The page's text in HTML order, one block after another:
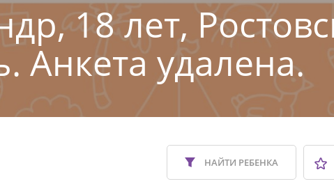
18 лет,
Анкета удалена.
НАЙТИ РЕБЕНКА